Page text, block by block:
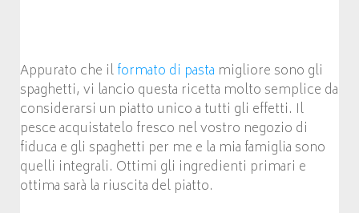
Appurato che ilformato di pasta migliore sono gli
spaghetti, vi lancio questa ricetta molto semplice da
considerarsi un piatto unico a tutti gli effetti. Il
pesce acquistatelo fresco nel vostro negozio di
fiduca e gli spaghetti per me e la mia famiglia sono
quelli integrali. Ottimi gli ingredienti primari e
ottima sarà la riuscita del piatto.